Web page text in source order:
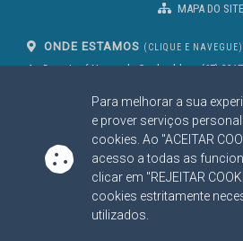
Para melhorar a sua
e prover serviços
cookies. Ao "ACEITAR
acesso a todas as
clicar em "REJEITAR
cookies estritamente
utilizados.
MAPA DO SITE
ONDE ESTAMOS (CLIQUE E NAVEGUE)
Av. Des. José Nunes da Cunha, bloco
Campo Grande/MS
CEP: 79031-310
(67)
SIGA NOSSAS REDES SOCIAIS
Linked InYoutube
Facebook
X